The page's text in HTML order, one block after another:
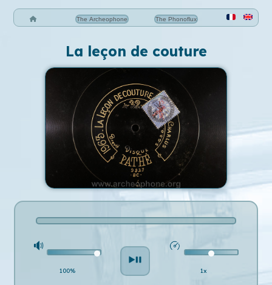
The Archeophone The Phonoflux
La leçon de couture
100% 1x